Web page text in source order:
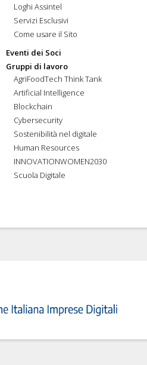
Loghi Assintel
Servizi Esclusivi
Come usare il Sito
Eventi dei Soci
Gruppi di lavoro
AgriFoodTech Think Tank
Artificial Intelligence
Blockchain
Cybersecurity
Sostenibilità nel digitale
Human Resources
INNOVATIONWOMEN2030
Scuola Digitale